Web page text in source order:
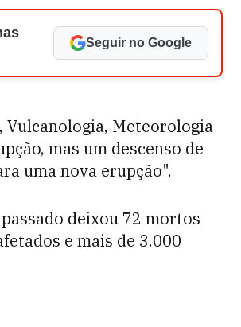
Seguir no Google
Meteorologia
mas um descenso de
uma nova erupção".
deixou 72 mortos
e mais de 3.000